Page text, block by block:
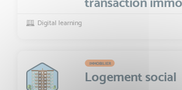
Digital learning
IMMOBILIER
Logement social